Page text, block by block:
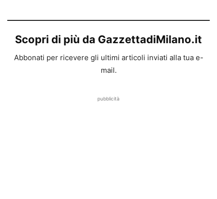
Scopri di più da GazzettadiMilano.it
Abbonati per ricevere gli ultimi articoli inviati alla tua e-
mail.
pubblicità